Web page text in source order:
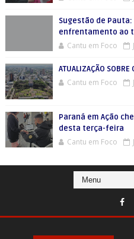
Sugestão de
enfrentamento ao
Cantu em Foco
ATUALIZAÇÃO SOBRE
Cantu em Foco
Paraná em Ação
desta terça-feira
Cantu em Foco